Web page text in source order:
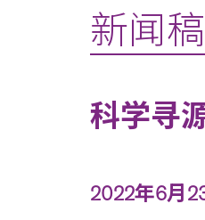
新闻稿
科学寻
2022年6月